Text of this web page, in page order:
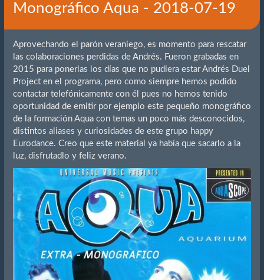
Monográfico Aqua - 2018-07-19
Aprovechando el parón veraniego, es momento para rescatar
las colaboraciones perdidas de Andrés. Fueron grabadas en
2015 para ponerlas los días que no pudiera estar Andrés Duel
Project en el programa, pero como siempre hemos podido
contactar telefónicamente con él pues no hemos tenido
oportunidad de emitir por ejemplo este pequeño monográfico
de la formación Aqua con temas un poco más desconocidos,
distintos aliases y curiosidades de este grupo happy
Eurodance. Creo que este material ya había que sacarlo a la
luz, disfrutadlo y feliz verano.